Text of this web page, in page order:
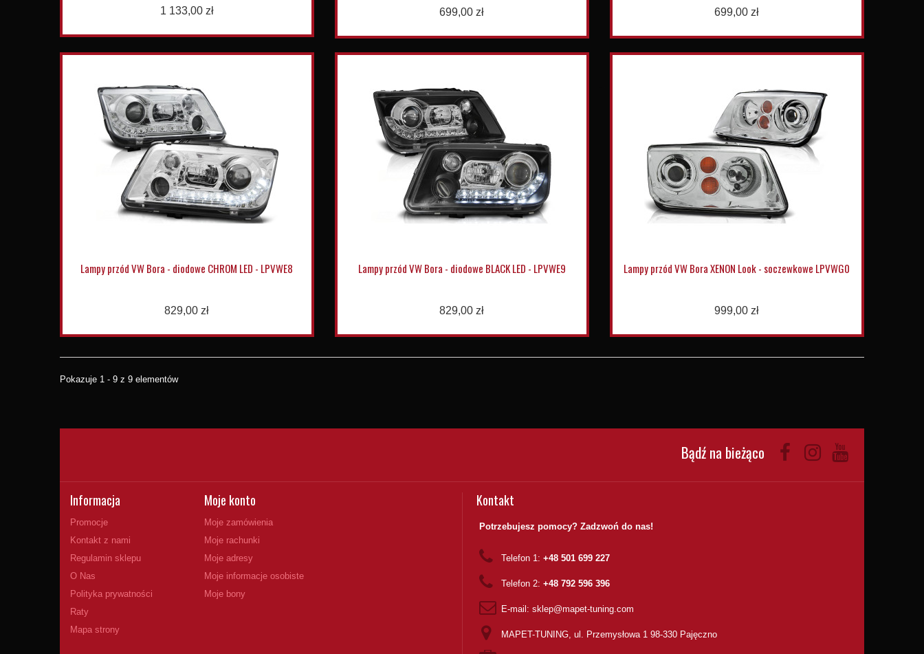
1 133,00 zł 699,00 zł 699,00 zł
Lampy przód VW Bora - diodowe CHROM LED - LPVWE8
829,00 zł
Lampy przód VW Bora - diodowe BLACK LED - LPVWE9
829,00 zł
Lampy przód VW Bora XENON Look - soczewkowe LPVWG0
999,00 zł
Pokazuje 1 - 9 z 9 elementów
Bądź na bieżąco
Informacja
Promocje
Kontakt z nami
Regulamin sklepu
O Nas
Polityka prywatności
Raty
Mapa strony
Moje konto
Moje zamówienia
Moje rachunki
Moje adresy
Moje informacje osobiste
Moje bony
Kontakt
Potrzebujesz pomocy? Zadzwoń do nas!
Telefon 1: +48 501 699 227
Telefon 2: +48 792 596 396
E-mail: sklep@mapet-tuning.com
MAPET-TUNING, ul. Przemysłowa 1 98-330 Pajęczno